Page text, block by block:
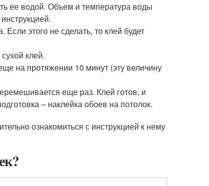
ее водой. Объем и температура воды
этого не сделать, то клей будет
клей.
на протяжении 10 минут (эту величину
еще раз. Клей готов, и
– наклейка обоев на потолок.
ознакомиться с инструкцией к нему